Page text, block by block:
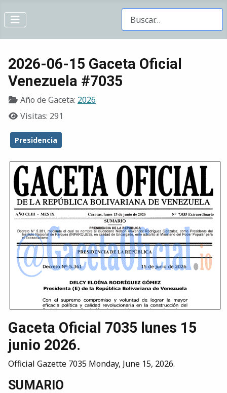
Buscar Gacetas
2026-06-15 Gaceta Oficial
Venezuela #7035
Año de Gaceta: 2026
Visitas: 291
Presidencia
Gaceta Oficial 7035 lunes 15
junio 2026.
Official Gazette 7035 Monday, June 15, 2026.
SUMARIO